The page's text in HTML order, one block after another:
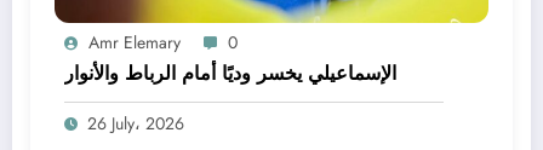
Amr Elemary 0
الإسماعيلي يخسر وديًا أمام الرباط والأنوار
26 July، 2026